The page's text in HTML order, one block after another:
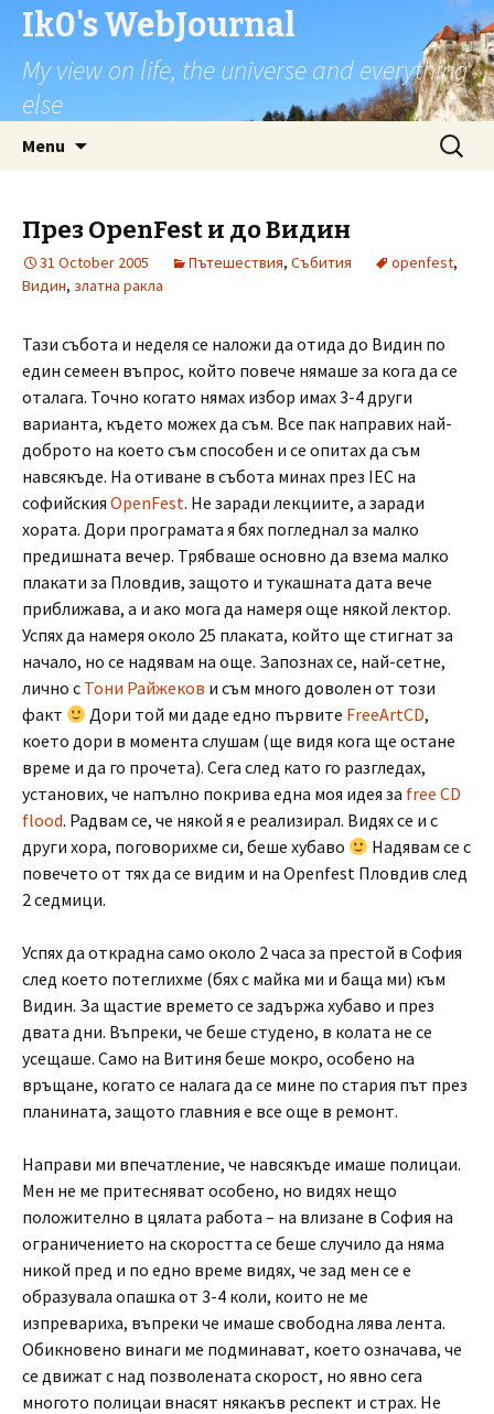
Ik0's WebJournal
My view on life, the universe and everything
else
Menu
Search
for:
През OpenFest и до Видин
31 October 2005 Пътешествия, Събития openfest,
Видин, златна ракла
Тази събота и неделя се наложи да отида до Видин по
един семеен въпрос, който повече нямаше за кога да се
оталага. Точно когато нямах избор имах 3-4 други
варианта, където можех да съм. Все пак направих най-
доброто на което съм способен и се опитах да съм
навсякъде. На отиване в събота минах през IEC на
софийския OpenFest. Не заради лекциите, а заради
хората. Дори програмата я бях погледнал за малко
предишната вечер. Трябваше основно да взема малко
плакати за Пловдив, защото и тукашната дата вече
приближава, а и ако мога да намеря още някой лектор.
Успях да намеря около 25 плаката, който ще стигнат за
начало, но се надявам на още. Запознах се, най-сетне,
лично с Тони Райжеков и съм много доволен от този
факт
Дори той ми даде едно първите FreeArtCD,
което дори в момента слушам (ще видя кога ще остане
време и да го прочета). Сега след като го разгледах,
установих, че напълно покрива една моя идея за free CD
flood. Радвам се, че някой я е реализирал. Видях се и с
други хора, поговорихме си, беше хубаво
Надявам се с
повечето от тях да се видим и на Openfest Пловдив след
2 седмици.
Успях да открадна само около 2 часа за престой в София
след което потеглихме (бях с майка ми и баща ми) към
Видин. За щастие времето се задържа хубаво и през
двата дни. Въпреки, че беше студено, в колата не се
усещаше. Само на Витиня беше мокро, особено на
връщане, когато се налага да се мине по стария път през
планината, защото главния е все още в ремонт.
Направи ми впечатление, че навсякъде имаше полицаи.
Мен не ме притесняват особено, но видях нещо
положително в цялата работа – на влизане в София на
ограничението на скоростта се беше случило да няма
никой пред и по едно време видях, че зад мен се е
образувала опашка от 3-4 коли, които не ме
изпревариха, въпреки че имаше свободна лява лента.
Обикновено винаги ме подминават, което означава, че
се движат с над позволената скорост, но явно сега
многото полицаи внасят някакъв респект и страх. Не